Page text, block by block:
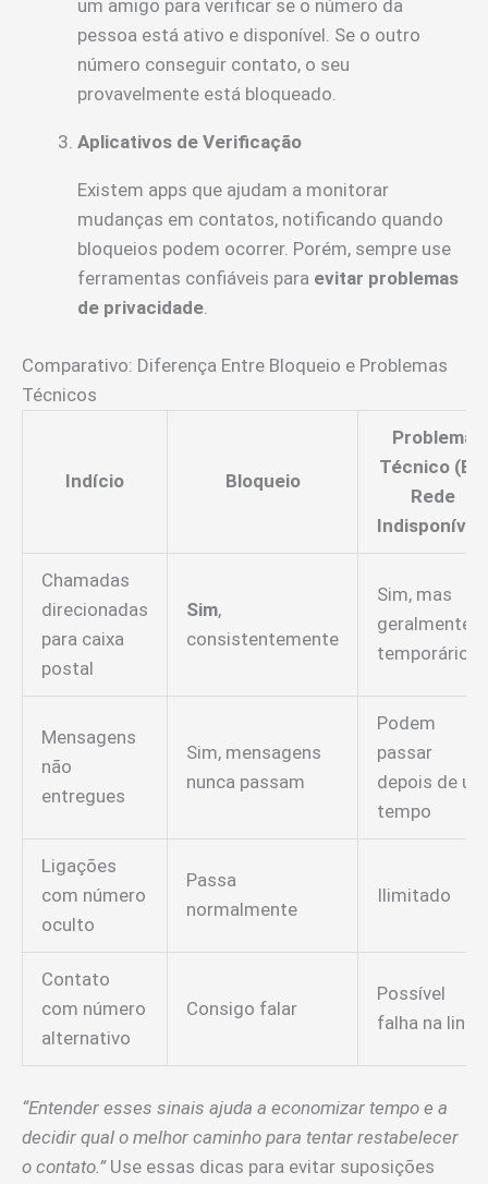
um amigo para verificar se o número da
pessoa está ativo e disponível. Se o outro
número conseguir contato, o seu
provavelmente está bloqueado.
Aplicativos de Verificação
Existem apps que ajudam a monitorar
mudanças em contatos, notificando quando
bloqueios podem ocorrer. Porém, sempre use
ferramentas confiáveis para evitar problemas
de privacidade.
Comparativo: Diferença Entre Bloqueio e Problemas
Técnicos
Indício Bloqueio
Problema
Técnico (Ex:
Rede
Indisponível)
Chamadas
direcionadas
para caixa
postal
Sim,
consistentemente
Sim, mas
geralmente
temporário
Mensagens
não
entregues
Sim, mensagens
nunca passam
Podem
passar
depois de um
tempo
Ligações
com número
oculto
Passa
normalmente
Ilimitado
Contato
com número
alternativo
Consigo falar
Possível
falha na linha
“Entender esses sinais ajuda a economizar tempo e a
decidir qual o melhor caminho para tentar restabelecer
o contato.”Use essas dicas para evitar suposições